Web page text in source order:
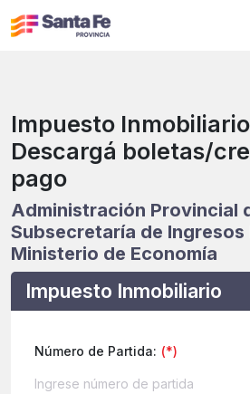
Impuesto Inmobiliario
Descargá boletas/
pago
Administración Provincial
Subsecretaría de Ingresos
Ministerio de Economía
Impuesto Inmobiliario
Número de Partida: